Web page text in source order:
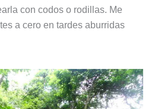
con codos o rodillas. Me
a cero en tardes aburridas